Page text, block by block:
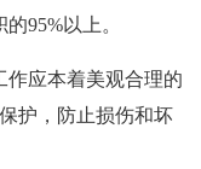
95%以上。
作应本着美观合理的
护，防止损伤和坏